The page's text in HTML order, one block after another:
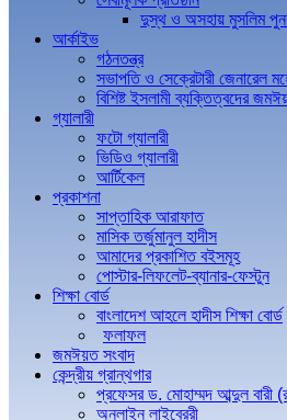
দুস্থ ও অসহায় মুসলিম
আর্কাইভ
গঠনতন্ত্র
সভাপতি ও সেক্রেটারী জেনারেল
বিশিষ্ট ইসলামী ব্যক্তিত্বদের
গ্যালারী
ফটো গ্যালারী
ভিডিও গ্যালারী
আর্টিকেল
প্রকাশনা
সাপ্তাহিক আরাফাত
মাসিক তর্জুমানুল হাদীস
আমাদের প্রকাশিত বইসমূহ
পোস্টার-লিফলেট-ব্যানার-ফেস্টুন
শিক্ষা বোর্ড
বাংলাদেশ আহলে হাদীস শিক্ষা বোর্ড
ফলাফল
জমঈয়ত সংবাদ
কেন্দ্রীয় গ্রান্থগার
প্রফেসর ড. মোহাম্মদ আব্দুল বারী
অনলাইন লাইব্রেরী